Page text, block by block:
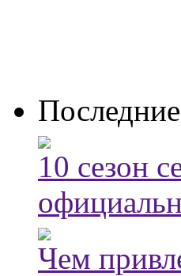
Последние
10 сезон
Чем